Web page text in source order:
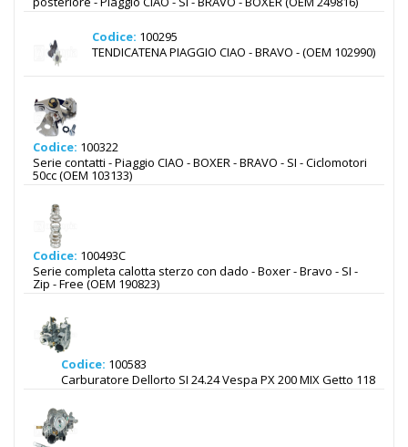
Codice: 100295
TENDICATENA PIAGGIO CIAO - BRAVO - (OEM 102990)
Codice: 100322
Serie contatti - Piaggio CIAO - BOXER - BRAVO - SI - Ciclomotori
50cc (OEM 103133)
Codice: 100493C
Serie completa calotta sterzo con dado - Boxer - Bravo - SI -
Zip - Free (OEM 190823)
Codice: 100583
Carburatore Dellorto SI 24.24 Vespa PX 200 MIX Getto 118